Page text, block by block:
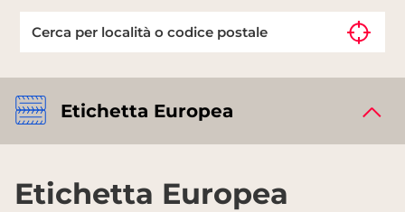
Etichetta Europea
Etichetta Europea